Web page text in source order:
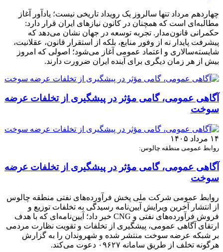
چهاردهم مرداد تنها سالروز یک رویداد تاریخی نیست؛ یادآور آغاز
مطالبه‌ای است که همچنان در کانون نیازهای ایران قرار دارد:
حکمرانی قانون‌مدار. تجربه توسعه در جهان نشان می‌دهد که
پیشرفت پایدار نه از وفور منابع، بلکه از استقرار قانون، عقلانیت،
شایسته‌سالاری و اعتماد عمومی آغاز می‌شود؛ اصولی که امروز
بیش از هر زمان دیگری برای آینده ایران ضرورت دارند.
آگاهی عمومی، گامی مؤثر در پیشگیری از تخلفات عرضه
سوخت
۱۴ مرداد ۱۴۰۵
روابط عمومی منطقه چالوس:
آگاهی عمومی، گامی مؤثر در پیشگیری از تخلفات عرضه
سوخت
روابط عمومی شرکت ملی پخش فرآورده‌های نفتی منطقه چالوس
از انتشار آخرین ویرایش آیین‌نامه رسیدگی به تخلفات توزیع و
فروش فرآورده‌های نفتی و CNG خبر داد؛ آیین‌نامه‌ای که با هدف
ارتقای آگاهی عمومی، پیشگیری از تخلفات و تقویت نظارت مردمی
بر شبکه عرضه سوخت منتشر شده و شهروندان را به گزارش
هرگونه تخلف از طریق سامانه ۰۹۶۲۷ دعوت می‌کند.